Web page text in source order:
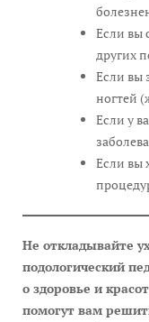
Если вы
других
Если вы
ногтей
Если у
Если вы
Не откладывайте
подологический
о здоровье и
помогут вам